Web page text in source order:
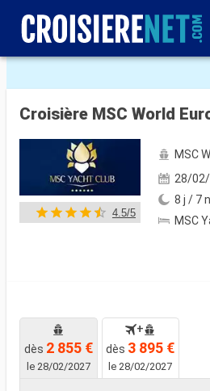
Voir les 10 autres photos
Croisière MSC World
4.5/5
MSC
28/
8 j / 7 n
MSC
dès 2 855 €
le 28/02/2027
+
dès 3 895 €
le 28/02/2027